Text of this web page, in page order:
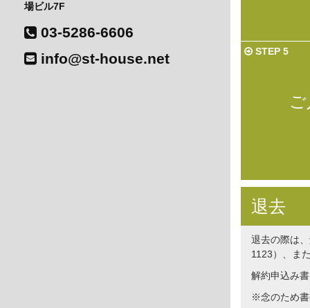
場ビル7F
03-5286-6606
info@st-house.net
STEP 5
退去
退去の際は
1123）、ま
解約申込み
※念のため書